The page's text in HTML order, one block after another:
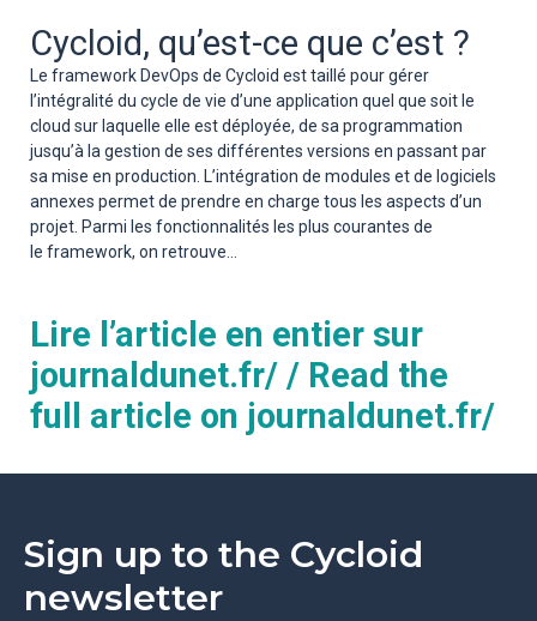
Cycloid, qu’est-ce que c’est ?
Le framework DevOps de Cycloid est taillé pour gérer
l’intégralité du cycle de vie d’une application quel que soit le
cloud sur laquelle elle est déployée, de sa programmation
jusqu’à la gestion de ses différentes versions en passant par
sa mise en production. L’intégration de modules et de logiciels
annexes permet de prendre en charge tous les aspects d’un
projet. Parmi les fonctionnalités les plus courantes de
le framework, on retrouve…
Lire l’article en entier sur
journaldunet.fr/ / Read the
full article on journaldunet.fr/
Sign up to the Cycloid
newsletter